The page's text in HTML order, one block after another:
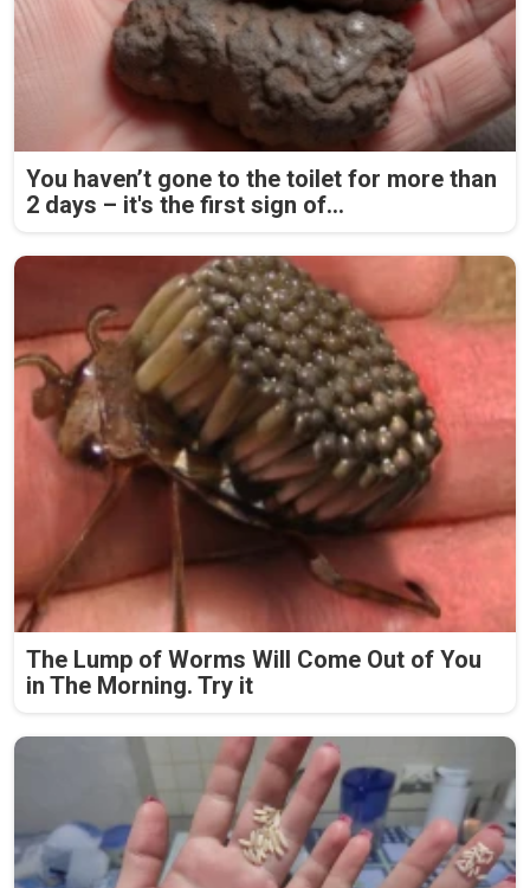
You haven’t gone to the toilet for more than
2 days – it's the first sign of...
The Lump of Worms Will Come Out of You
in The Morning. Try it